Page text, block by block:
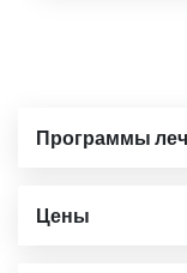
Программы
Цены